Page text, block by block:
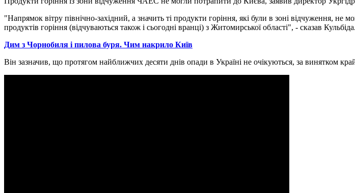
"Напрямок вітру північно-західний, а значить ті продукти горіння, які були в зоні відчуження,
продуктів горіння (відчуваються також і сьогодні вранці) з Житомирської області", - сказав Кульбіда.
Дим з Чорнобиля і пилова буря. Чим накрило Київ
Він зазначив, що протягом найближчих десяти днів опади в Україні не очікуються, за винятком